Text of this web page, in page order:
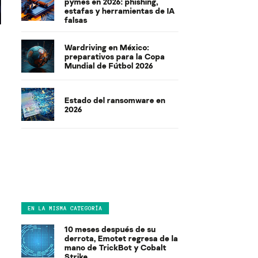
estafas y herramientas de IA
falsas
Wardriving en México:
preparativos para la Copa
Mundial de Fútbol 2026
Estado del ransomware en
2026
EN LA MISMA CATEGORÍA
10 meses después de su
derrota, Emotet regresa de la
mano de TrickBot y Cobalt